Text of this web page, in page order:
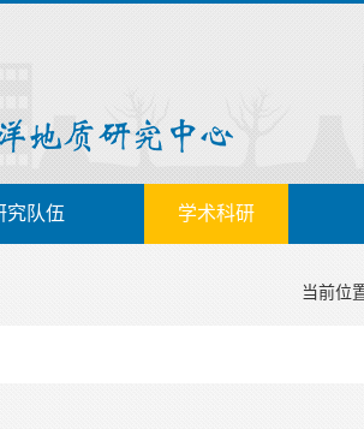
究队伍 学术科研
当前位